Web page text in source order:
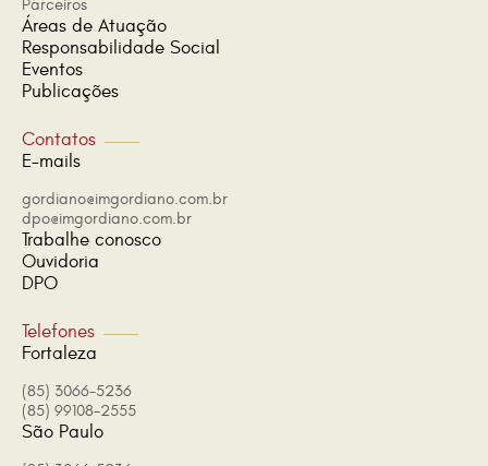
Parceiros
Áreas de Atuação
Responsabilidade Social
Eventos
Publicações
Contatos
E-mails
gordiano@imgordiano.com.br
dpo@imgordiano.com.br
Trabalhe conosco
Ouvidoria
DPO
Telefones
Fortaleza
(85) 3066-5236
(85) 99108-2555
São Paulo